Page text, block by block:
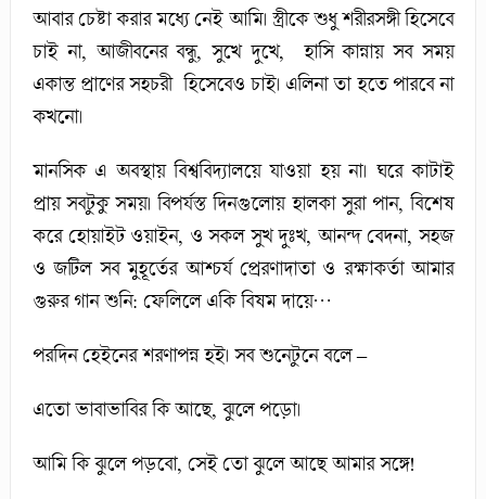
আবার চেষ্টা করার মধ্যে নেই আমি। স্ত্রীকে শুধু শরীরসঙ্গী হিসেবে
চাই না, আজীবনের বন্ধু, সুখে দুখে, হাসি কান্নায় সব সময়
একান্ত প্রাণের সহচরী হিসেবেও চাই। এলিনা তা হতে পারবে না
কখনো।
মানসিক এ অবস্থায় বিশ্ববিদ্যালয়ে যাওয়া হয় না। ঘরে কাটাই
প্রায় সবটুকু সময়। বিপর্যস্ত দিনগুলোয় হালকা সুরা পান, বিশেষ
করে হোয়াইট ওয়াইন, ও সকল সুখ দুঃখ, আনন্দ বেদনা, সহজ
ও জটিল সব মুহূর্তের আশ্চর্য প্রেরণাদাতা ও রক্ষাকর্তা আমার
গুরুর গান শুনি: ফেলিলে একি বিষম দায়ে…
পরদিন হেইনের শরণাপন্ন হই। সব শুনেটুনে বলে –
এতো ভাবাভাবির কি আছে, ঝুলে পড়ো।
আমি কি ঝুলে পড়বো, সেই তো ঝুলে আছে আমার সঙ্গে!